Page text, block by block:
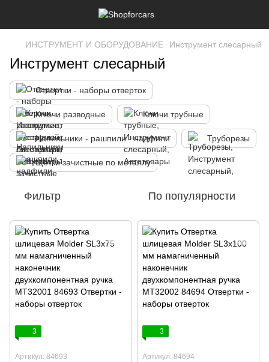
ИНСТРУМЕНТ И ОБОРУДОВАНИЕ Инструмент слесарный
Инструмент слесарный
Отвертки - наборы отверток
Ключи разводные Ключи трубные
Напильники - рашпили - надфили Труборезы
Щетки зачистные по металлу
Фильтр По популярности
3
Артикул: 84693
3
Артикул: 84694